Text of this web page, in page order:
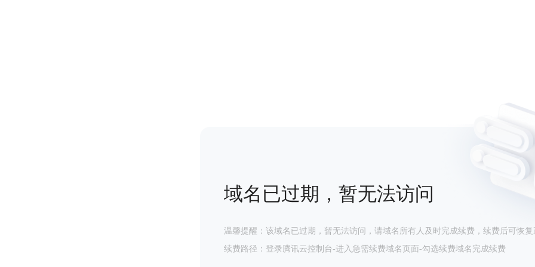
域名已过期，暂无法访问
温馨提醒：该域名已过期，暂无法访问，请域名所有人及时完成续费，续费后可恢复
续费路径：登录腾讯云控制台-进入急需续费域名页面-勾选续费域名完成续费